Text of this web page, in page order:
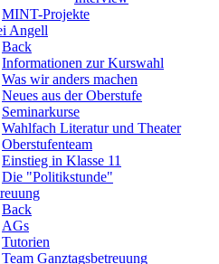
MINT-Projekte
Angell
Back
Informationen zur Kurswahl
Was wir anders machen
Neues aus der Oberstufe
Seminarkurse
Wahlfach Literatur und Theater
Oberstufenteam
Einstieg in Klasse 11
Die "Politikstunde"
Back
AGs
Tutorien
Team Ganztagsbetreuung